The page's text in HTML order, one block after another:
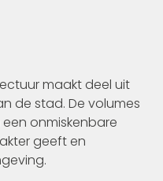
maakt deel uit
de stad. De volumes
onmiskenbare
geeft en